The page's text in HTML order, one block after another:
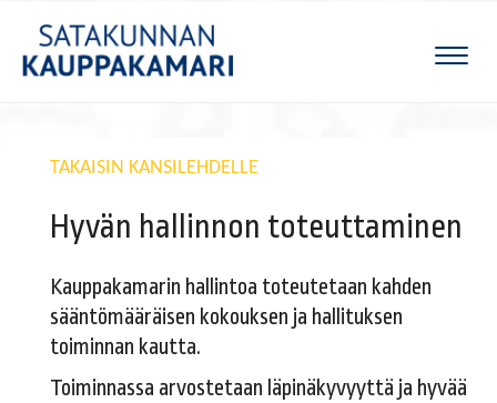
TAKAISIN KANSILEHDELLE
Hyvän hallinnon toteuttaminen
Kauppakamarin hallintoa toteutetaan kahden
sääntömääräisen kokouksen ja hallituksen
toiminnan kautta.
Toiminnassa arvostetaan läpinäkyvyyttä ja hyvää